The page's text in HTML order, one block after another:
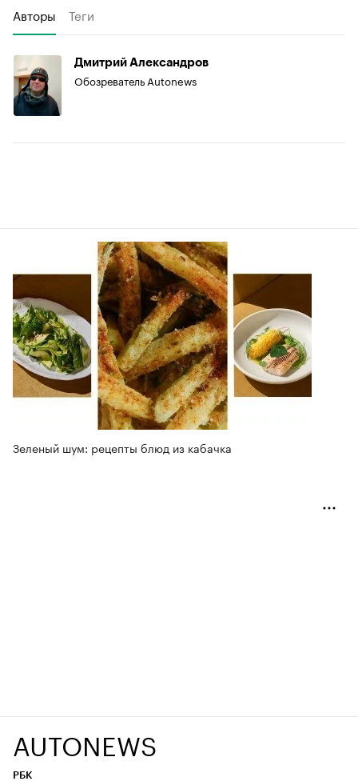
Авторы Теги
Дмитрий Александров
Обозреватель Autonews
Зеленый шум: рецепты блюд из кабачка
AUTONEWS
РБК